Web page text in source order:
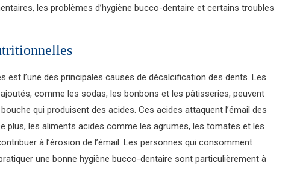
les problèmes d’hygiène bucco-dentaire et certains troubles
est l’une des principales causes de décalcification des dents. Les
comme les sodas, les bonbons et les pâtisseries, peuvent
qui produisent des acides. Ces acides attaquent l’émail des
plus, les aliments acides comme les agrumes, les tomates et les
à l’érosion de l’émail. Les personnes qui consomment
une bonne hygiène bucco-dentaire sont particulièrement à